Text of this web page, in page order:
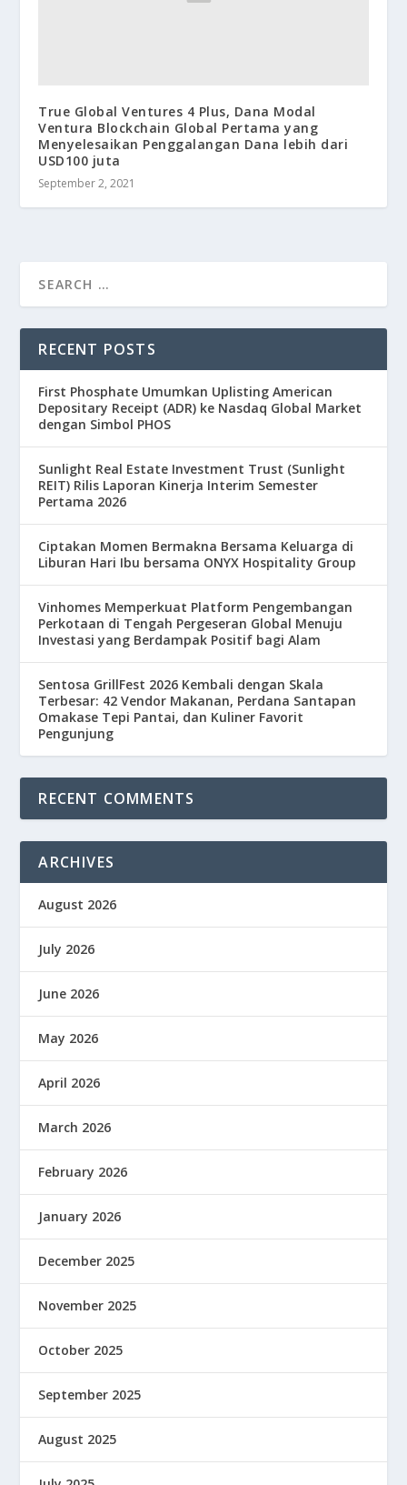
True Global Ventures 4 Plus, Dana Modal
Ventura Blockchain Global Pertama yang
Menyelesaikan Penggalangan Dana lebih dari
USD100 juta
September 2, 2021
RECENT POSTS
First Phosphate Umumkan Uplisting American
Depositary Receipt (ADR) ke Nasdaq Global Market
dengan Simbol PHOS
Sunlight Real Estate Investment Trust (Sunlight
REIT) Rilis Laporan Kinerja Interim Semester
Pertama 2026
Ciptakan Momen Bermakna Bersama Keluarga di
Liburan Hari Ibu bersama ONYX Hospitality Group
Vinhomes Memperkuat Platform Pengembangan
Perkotaan di Tengah Pergeseran Global Menuju
Investasi yang Berdampak Positif bagi Alam
Sentosa GrillFest 2026 Kembali dengan Skala
Terbesar: 42 Vendor Makanan, Perdana Santapan
Omakase Tepi Pantai, dan Kuliner Favorit
Pengunjung
RECENT COMMENTS
ARCHIVES
August 2026
July 2026
June 2026
May 2026
April 2026
March 2026
February 2026
January 2026
December 2025
November 2025
October 2025
September 2025
August 2025